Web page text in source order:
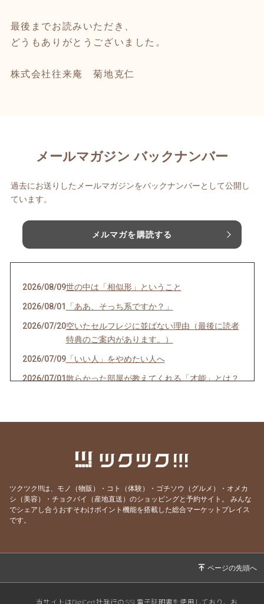
最後までお読みいただき、
どうもありがとうございました。
株式会社往来庵 菊地克仁
メールマガジン バックナンバー
過去にお送りしたメールマガジンをバックナンバーとして公開し
ています。
メルマガを購読する
2026/08/09世の中は「相似形」ということ
2026/08/01 「ああ、そっち系ですか？」
2026/07/20空いたセルフレジに並ばない理由（最後に読者
特典のご案内があります。）
2026/07/09「いい人」をやめたい人へ
2026/07/01散らかった部屋が教えてくれる「才能」とは？
人生の最後に後悔する11のこと（知り合いの看
護師さんの動画紹介です）
2026/05/18GW明け明け1週間が過ぎました。やる気が出な
い本当の理由
2026/05/03
2026/04/13自分のことを好きになれない人へ
2026/04/053日坊主は怠慢だから・・・ではありません！
ツクツク!!!は、モノ（物販）・コト（体験）・ゴチソウ（グルメ）・オメカ
シ（美容）・チョクバイ（産地直送）のショッピングと予約サイト。
みんな
でシェアし合うおすそわけポイント機能を搭載した総合マーケットプレイス
です。
当サイトはDigiCert社発行のSSL電子証明書を使用しており、お